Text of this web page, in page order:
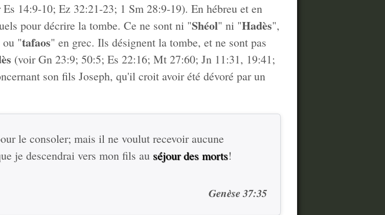
14:9-10; Ez 32:21-23; 1 Sm 28:9-19). En hébreu et en
pour décrire la tombe. Ce ne sont ni "Shéol" ni "Hadès",
ou "tafaos" en grec. Ils désignent la tombe, et ne sont pas
(voir Gn 23:9; 50:5; Es 22:16; Mt 27:60; Jn 11:31, 19:41;
son fils Joseph, qu'il croit avoir été dévoré par un
le consoler; mais il ne voulut recevoir aucune
je descendrai vers mon fils au séjour des morts!
Genèse 37:35